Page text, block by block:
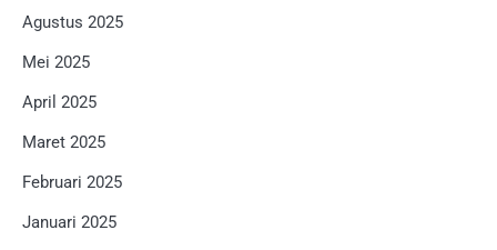
Agustus 2025
Mei 2025
April 2025
Maret 2025
Februari 2025
Januari 2025